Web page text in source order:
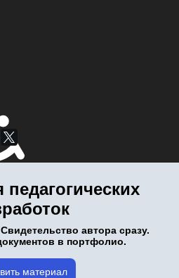
автора сразу.
в портфолио.
материал